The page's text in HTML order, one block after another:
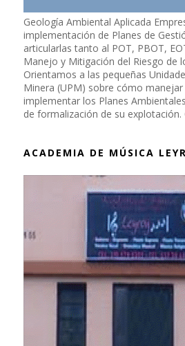
Geología Ambiental Aplicada
implementación de Planes de
articularlas tanto al POT, PBOT,
Manejo y Mitigación del Riesgo de
Orientamos a las pequeñas
Minera (UPM) sobre cómo
implementar los Planes
de formalización de su explotación.
ACADEMIA DE MÚSICA